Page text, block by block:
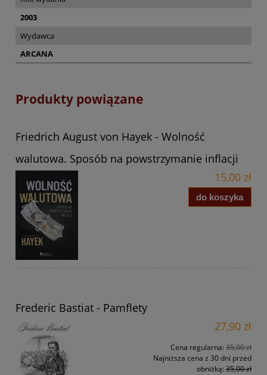
2003
Wydawca
ARCANA
Produkty powiązane
Friedrich August von Hayek - Wolność
walutowa. Sposób na powstrzymanie inflacji
15,00 zł
do koszyka
Frederic Bastiat - Pamflety
27,90 zł
Cena regularna: 35,00 zł
Najniższa cena z 30 dni przed
obniżką: 35,00 zł